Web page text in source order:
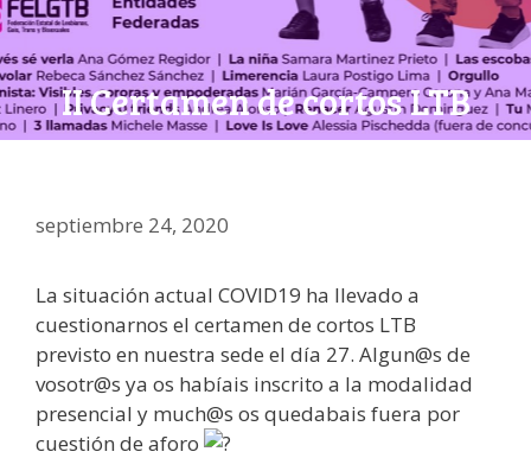
II Certamen de cortos LTB
septiembre 24, 2020
La situación actual COVID19 ha llevado a
cuestionarnos el certamen de cortos LTB
previsto en nuestra sede el día 27. Algun@s de
vosotr@s ya os habíais inscrito a la modalidad
presencial y much@s os quedabais fuera por
cuestión de aforo